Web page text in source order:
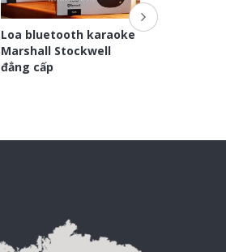
Loa bluetooth karaoke
Marshall Stockwell
đẳng cấp